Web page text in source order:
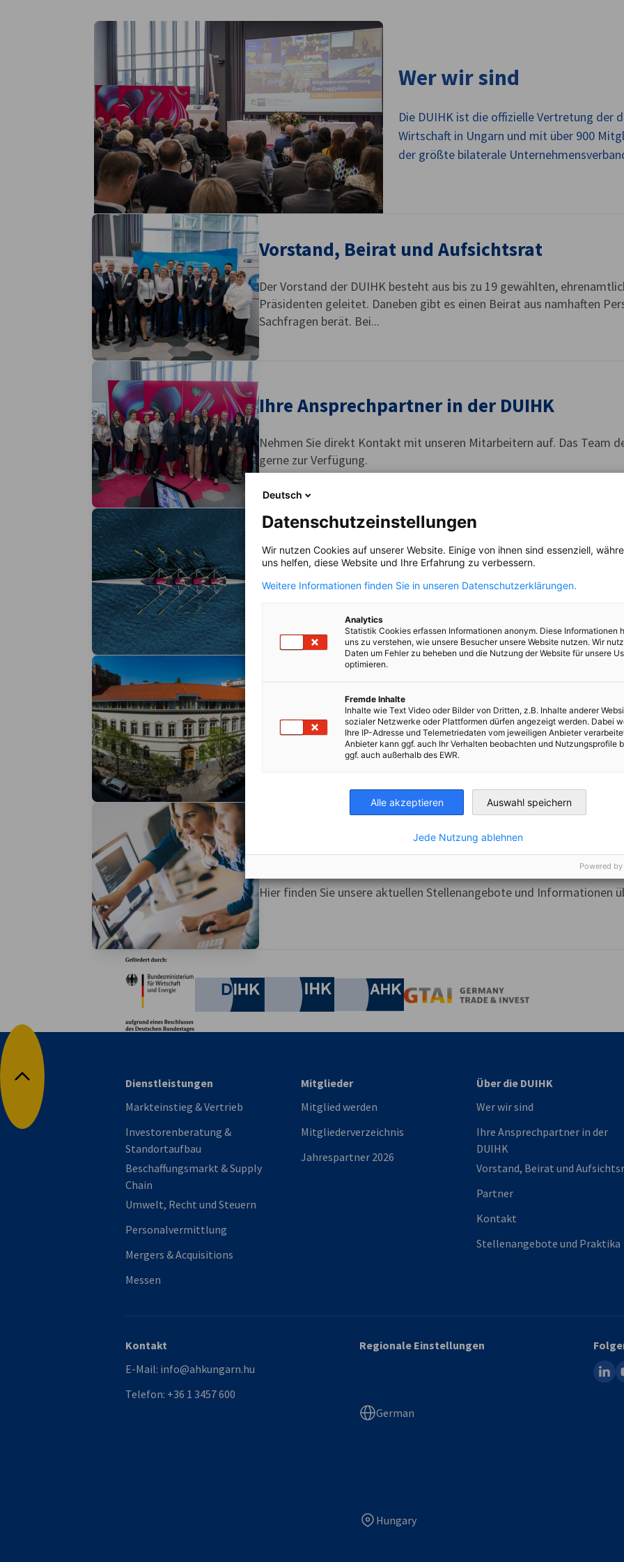
Wer wir sind
Die DUIHK ist die offizielle Vertretung der
Wirtschaft in Ungarn und mit über 900
der größte bilaterale
Vorstand, Beirat und Aufsichtsrat
Der Vorstand der DUIHK besteht aus bis zu 19 gewählten,
Präsidenten geleitet. Daneben gibt es einen Beirat aus namhaften
Sachfragen berät. Bei...
Ihre Ansprechpartner in der DUIHK
Nehmen Sie direkt Kontakt mit unseren Mitarbeitern auf. Das Team
gerne zur Verfügung.
Partner
Im Interesse der Unternehmen arbeitet die DUIHK eng mit
Verwaltung, sowie mit Verbänden und Organisationen der Wirtschaft
So finden Sie uns
Stellenangebote und Praktika
Hier finden Sie unsere aktuellen Stellenangebote und Informationen
Deutsche Industrie- und Handelskammer
Industrie- und Handelskammer
AHK.de
Nach oben
Dienstleistungen
Markteinstieg & Vertrieb
Investorenberatung &
Standortaufbau
Beschaffungsmarkt & Supply
Chain
Umwelt, Recht und Steuern
Personalvermittlung
Mergers & Acquisitions
Messen
Mitglieder
Mitglied werden
Mitgliederverzeichnis
Jahrespartner 2026
Über die DUIHK
Wer wir sind
Ihre Ansprechpartner in der
DUIHK
Vorstand, Beirat und
Partner
Kontakt
Stellenangebote und Praktika
Kontakt
E-Mail: info@ahkungarn.hu
Telefon: +36 1 3457 600
Regionale Einstellungen
German
Hungary
Deutsch
Datenschutzeinstellungen
Wir nutzen Cookies auf unserer Website. Einige von ihnen sind essenziell,
uns helfen, diese Website und Ihre Erfahrung zu verbessern.
Weitere Informationen finden Sie in unseren Datenschutzerklärungen.
Analytics
Statistik Cookies erfassen Informationen anonym. Diese Informationen
uns zu verstehen, wie unsere Besucher unsere Website nutzen. Wir
Daten um Fehler zu beheben und die Nutzung der Website für unsere
optimieren.
Fremde Inhalte
Inhalte wie Text Video oder Bilder von Dritten, z.B. Inhalte anderer
sozialer Netzwerke oder Plattformen dürfen angezeigt werden. Dabei
Ihre IP-Adresse und Telemetriedaten vom jeweiligen Anbieter
Anbieter kann ggf. auch Ihr Verhalten beobachten und Nutzungsprofile
ggf. auch außerhalb des EWR.
Alle akzeptieren Auswahl speichern
Jede Nutzung ablehnen
Powered by